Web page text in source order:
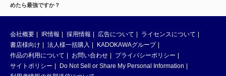
めたら最強ですか？
会社概要 IR情報 採用情報 広告について
ライセンスについて
書店様向け
法人様一括購入
KADOKAWAグループ
作品の利用について
お問い合わせ
プライバシーポリシー
サイトポリシー
Do Not Sell or Share My Personal Information